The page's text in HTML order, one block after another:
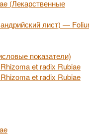
(Лекарственные
лист) —
показатели)
et radix Rubiae
et radix Rubiae